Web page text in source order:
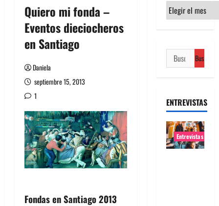
Quiero mi fonda –
Eventos dieciocheros
en Santiago
Daniela
septiembre 15, 2013
1
Fondas en Santiago 2013
Archivos
Buscar:
ENTREVISTAS
Entrevistas